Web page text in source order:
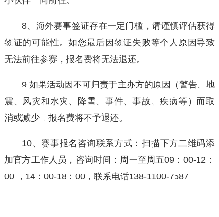
8、海外赛事签证存在一定门槛，请谨慎评估获得
签证的可能性。如您最后因签证失败等个人原因导致
无法前往参赛，报名费将无法退还。
9.如果活动因不可归责于主办方的原因（警告、地
震、风灾和水灾、降雪、事件、事故、疾病等）而取
消或减少，报名费将不予退还。
10、赛事报名咨询联系方式：扫描下方二维码添
加官方工作⼈员，咨询时间：周一至周五09：00-12：
00 ，14：00-18：00，联系电话138-1100-7587